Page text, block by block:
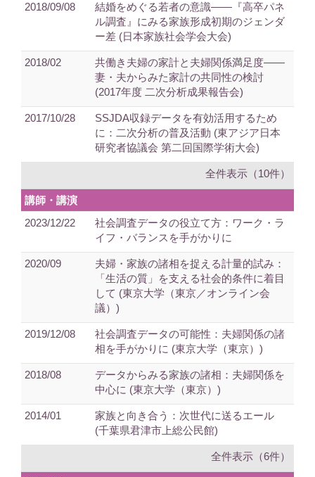
2018/09/08
結婚をめぐる若者の意識――『高卒パネ
ル調査』にみる家族形成初期のジェンダ
ー差 (日本家族社会学会大会)
2018/02
共働き夫婦の家計と夫婦関係満足度――
妻・夫からみた家計の共同性の検討
(2017年度 二次分析成果報告会)
2017/10/28
SSJDA収録データを有効活用するため
に：二次分析の普及活動 (東アジア日本
研究者協議会 第二回国際学術大会)
全件表示（10件）
講師・講演
2023/12/22
社会調査データの役立て方：ワーク・ラ
イフ・バランスを手がかりに
2020/09
夫婦・家族の諸相を捉える計量的試み：
「生活の質」を支える社会的条件に着目
して (東京大学（東京／オンライン会
議）)
2019/12/08
社会調査データの可能性：夫婦関係の諸
相を手がかりに (東京大学（東京）)
2018/08
データからみる家族の諸相：夫婦関係を
中心に (東京大学（東京）)
2014/01
家族と向き合う：次世代に送るエール
(千葉県君津市上総公民館)
全件表示（6件）